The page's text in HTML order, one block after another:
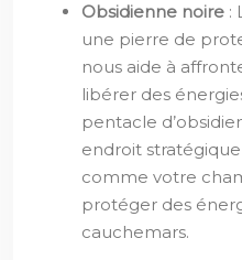
Obsidienne noire :
une pierre de
nous aide à
libérer des
pentacle
endroit
comme votre
protéger des
cauchemars.